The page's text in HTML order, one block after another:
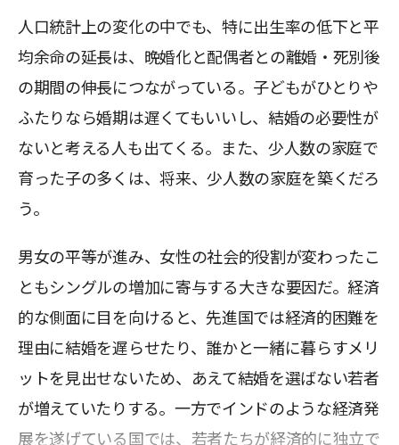
人口統計上の変化の中でも、特に出生率の低下と平
均余命の延長は、晩婚化と配偶者との離婚・死別後
の期間の伸長につながっている。子どもがひとりや
ふたりなら婚期は遅くてもいいし、結婚の必要性が
ないと考える人も出てくる。また、少人数の家庭で
育った子の多くは、将来、少人数の家庭を築くだろ
う。
男女の平等が進み、女性の社会的役割が変わったこ
ともシングルの増加に寄与する大きな要因だ。経済
的な側面に目を向けると、先進国では経済的困難を
理由に結婚を遅らせたり、誰かと一緒に暮らすメリ
ットを見出せないため、あえて結婚を選ばない若者
が増えていたりする。一方でインドのような経済発
展を遂げている国では、若者たちが経済的に独立で